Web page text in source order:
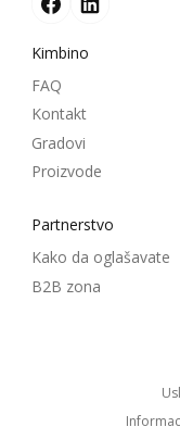
Kimbino
FAQ
Kontakt
Gradovi
Proizvode
Partnerstvo
Kako da oglašavate
B2B zona